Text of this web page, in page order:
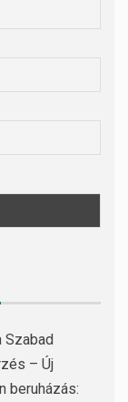
Szabad
– Új
beruházás: